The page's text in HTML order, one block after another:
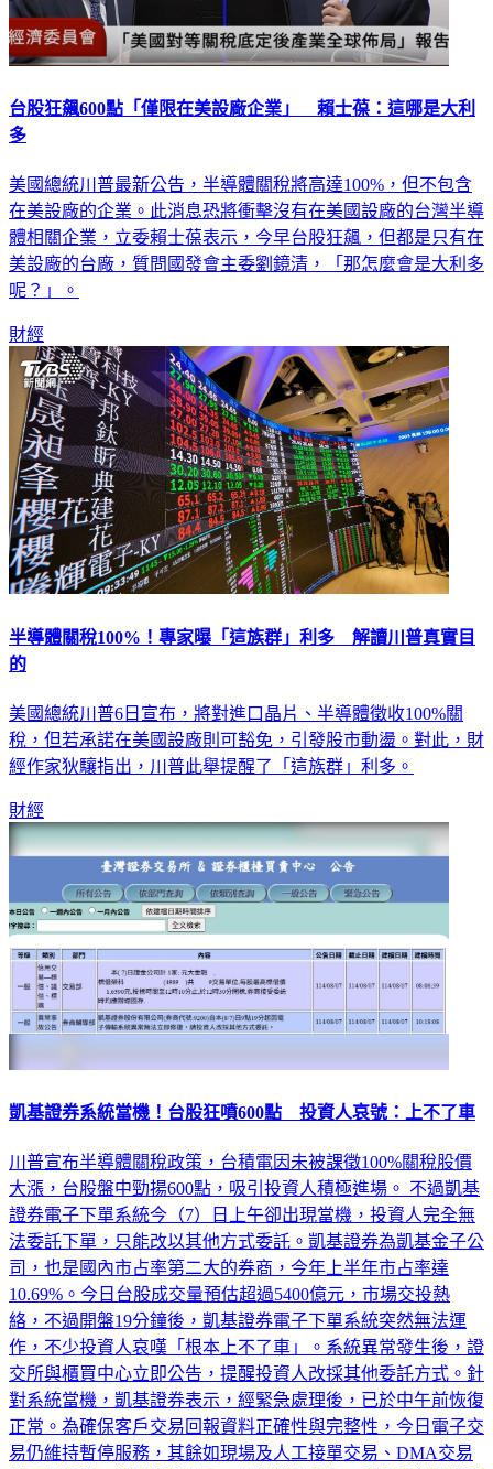
台股狂飆600點「僅限在美設廠企業」 賴士葆：這哪是大利
多
美國總統川普最新公告，半導體關稅將高達100%，但不包含
在美設廠的企業。此消息恐將衝擊沒有在美國設廠的台灣半導
體相關企業，立委賴士葆表示，今早台股狂飆，但都是只有在
美設廠的台廠，質問國發會主委劉鏡清，「那怎麼會是大利多
呢？」。
財經
半導體關稅100%！專家曝「這族群」利多 解讀川普真實目
的
美國總統川普6日宣布，將對進口晶片、半導體徵收100%關
稅，但若承諾在美國設廠則可豁免，引發股市動盪。對此，財
經作家狄驤指出，川普此舉提醒了「這族群」利多。
財經
凱基證券系統當機！台股狂噴600點 投資人哀號：上不了車
川普宣布半導體關稅政策，台積電因未被課徵100%關稅股價
大漲，台股盤中勁揚600點，吸引投資人積極進場。 不過凱基
證券電子下單系統今（7）日上午卻出現當機，投資人完全無
法委託下單，只能改以其他方式委託。凱基證券為凱基金子公
司，也是國內市占率第二大的券商，今年上半年市占率達
10.69%。今日台股成交量預估超過5400億元，市場交投熱
絡，不過開盤19分鐘後，凱基證券電子下單系統突然無法運
作，不少投資人哀嘆「根本上不了車」。系統異常發生後，證
交所與櫃買中心立即公告，提醒投資人改採其他委託方式。針
對系統當機，凱基證券表示，經緊急處理後，已於中午前恢復
正常。為確保客戶交易回報資料正確性與完整性，今日電子交
易仍維持暫停服務，其餘如現場及人工接單交易、DMA交易